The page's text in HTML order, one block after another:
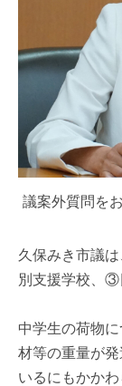
議案外質問を
久保みき市議
別支援学校、③
中学生の荷物
材等の重量が
いるにもかか